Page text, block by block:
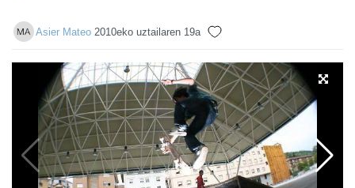
Asier Mateo 2010eko uztailaren 19a